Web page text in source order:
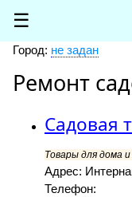
☰
Город: не задан
Ремонт
Садовая
Товары для дома
Адрес:
Телефон: